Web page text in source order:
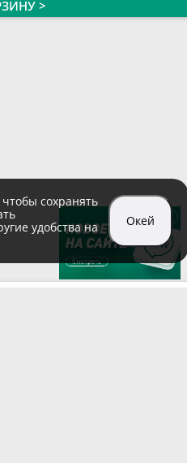
>
чтобы сохранять
удобства на
Окей